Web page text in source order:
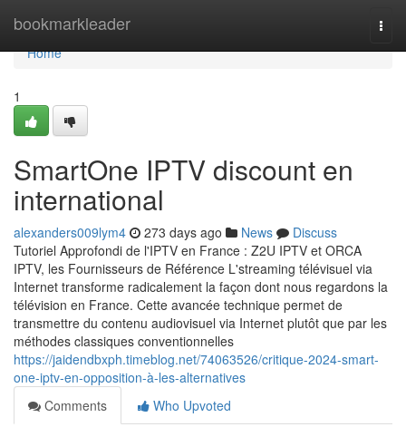
bookmarkleader
Home
Home
1
SmartOne IPTV discount en
international
alexanders009lym4 273 days ago News
Discuss
Tutoriel Approfondi de l'IPTV en France : Z2U IPTV et ORCA
IPTV, les Fournisseurs de Référence L'streaming télévisuel via
Internet transforme radicalement la façon dont nous regardons la
télévision en France. Cette avancée technique permet de
transmettre du contenu audiovisuel via Internet plutôt que par les
méthodes classiques conventionnelles
https://jaidendbxph.timeblog.net/74063526/critique-2024-smart-
one-iptv-en-opposition-à-les-alternatives
Comments
Who Upvoted